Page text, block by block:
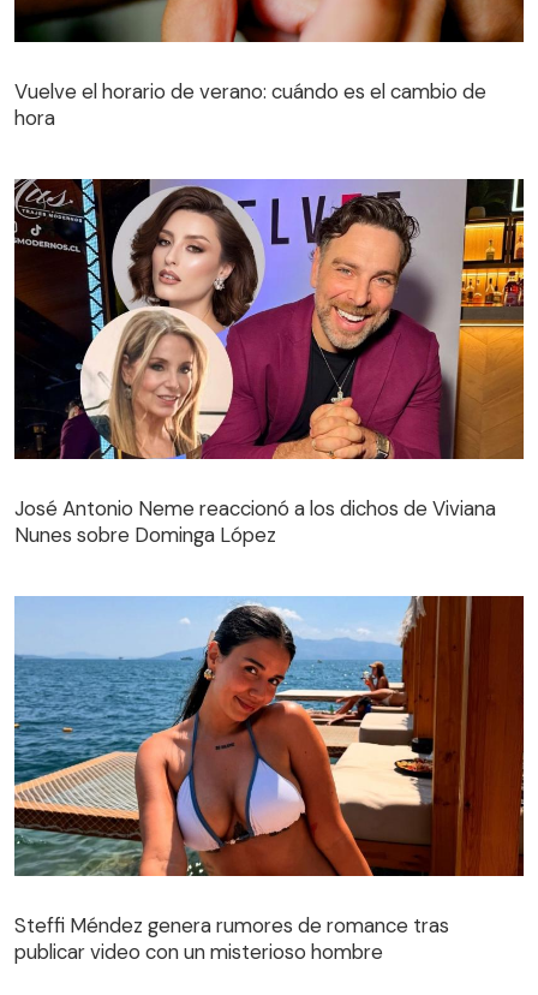
Vuelve el horario de verano: cuándo es el cambio de
hora
José Antonio Neme reaccionó a los dichos de Viviana
Nunes sobre Dominga López
publicar video con un misterioso hombre
Steffi Méndez genera rumores de romance tras
publicar video con un misterioso hombre